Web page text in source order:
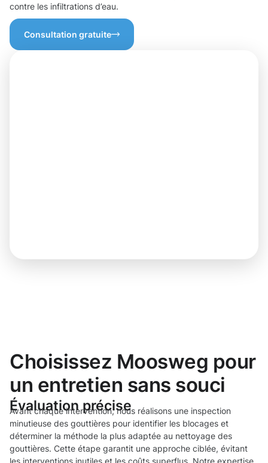
contre les infiltrations d’eau.
Consultation gratuite
Choisissez Moosweg pour
un entretien sans souci
Évaluation précise
Avant chaque intervention, nous réalisons une inspection
minutieuse des gouttières pour identifier les blocages et
déterminer la méthode la plus adaptée au nettoyage des
gouttières. Cette étape garantit une approche ciblée, évitant